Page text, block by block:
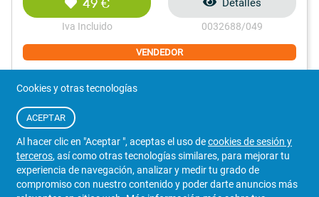
49 €
Iva Incluido
Detalles
0032688/049
VENDEDOR
953 424 904
WhatsApp
Jaén
Cookies y otras tecnologías
ACEPTAR
Al hacer clic en "Aceptar ", aceptas el uso decookies de sesión y
terceros, así como otras tecnologías similares, para mejorar tu
experiencia de navegación, analizar y medir tu grado de
compromiso con nuestro contenido y poder darte anuncios más